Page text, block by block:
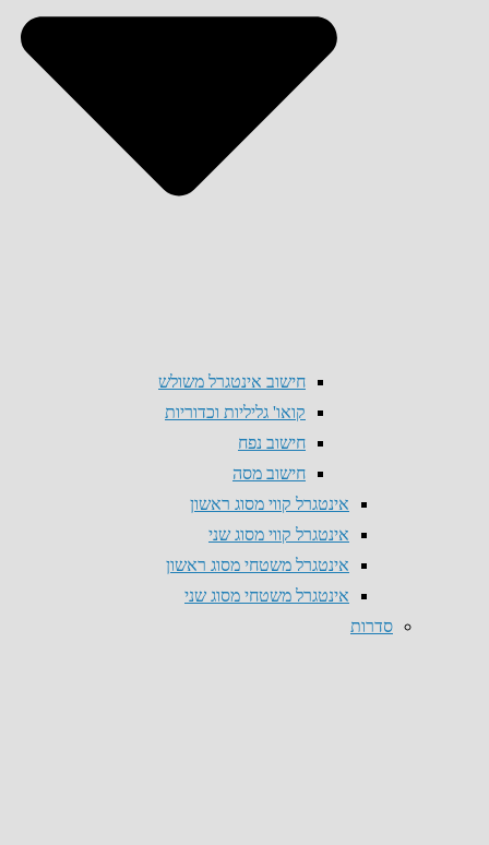
חישוב אינטגרל משולש
קואו' גליליות וכדוריות
חישוב נפח
חישוב מסה
אינטגרל קווי מסוג ראשון
אינטגרל קווי מסוג שני
אינטגרל משטחי מסוג ראשון
אינטגרל משטחי מסוג שני
סדרות